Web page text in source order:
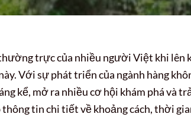
trực của nhiều người Việt khi lên
Với sự phát triển của ngành hàng
kể, mở ra nhiều cơ hội khám phá và
thông tin chi tiết về khoảng cách, thời